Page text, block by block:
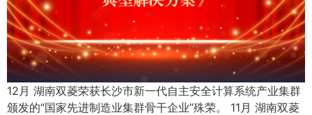
12月 湖南双菱荣获长沙市新一代自主安全计算系统产业集群
颁发的“国家先进制造业集群骨干企业”殊荣。 11月 湖南双菱